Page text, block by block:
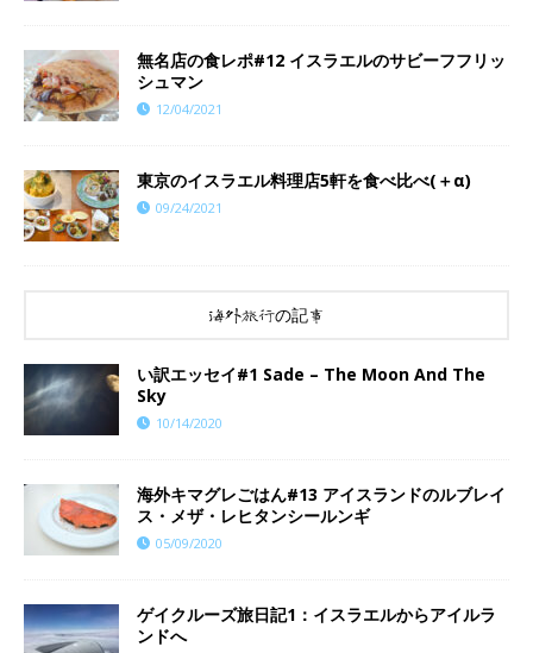
無名店の食レポ#12 イスラエルのサビーフフリッ
シュマン
12/04/2021
東京のイスラエル料理店5軒を食べ比べ(＋α)
09/24/2021
海外旅行の記事
い訳エッセイ#1 Sade – The Moon And The
Sky
10/14/2020
海外キマグレごはん#13 アイスランドのルブレイ
ス・メザ・レヒタンシールンギ
05/09/2020
ゲイクルーズ旅日記1：イスラエルからアイルラ
ンドへ